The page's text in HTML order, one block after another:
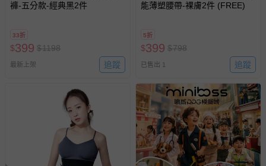
褲-五分款-經典黑2件
33折
$399 $1198
最新上架 追蹤
能薄塑腰帶-裸膚2件 (FREE)
5折
$399 $798
已售出 1 追蹤